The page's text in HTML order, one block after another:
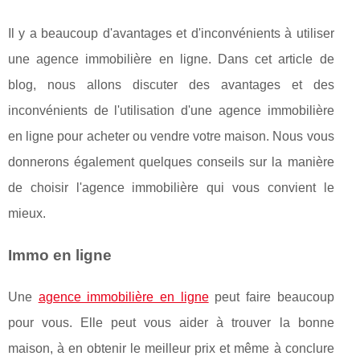
Il y a beaucoup d'avantages et d'inconvénients à utiliser
une agence immobilière en ligne. Dans cet article de
blog, nous allons discuter des avantages et des
inconvénients de l'utilisation d'une agence immobilière
en ligne pour acheter ou vendre votre maison. Nous vous
donnerons également quelques conseils sur la manière
de choisir l'agence immobilière qui vous convient le
mieux.
Immo en ligne
Une agence immobilière en lignepeut faire beaucoup
pour vous. Elle peut vous aider à trouver la bonne
maison, à en obtenir le meilleur prix et même à conclure